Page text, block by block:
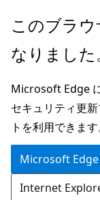
メ
ン
ン
テ
ン
ツ
に
ス
ペ
ジ
ナ
ビ
ゲ
ー
シ
ョ
このブラ
なりました
Microsoft Edge
セキュリティ更
トを利用できます
Microsoft Edge
Internet